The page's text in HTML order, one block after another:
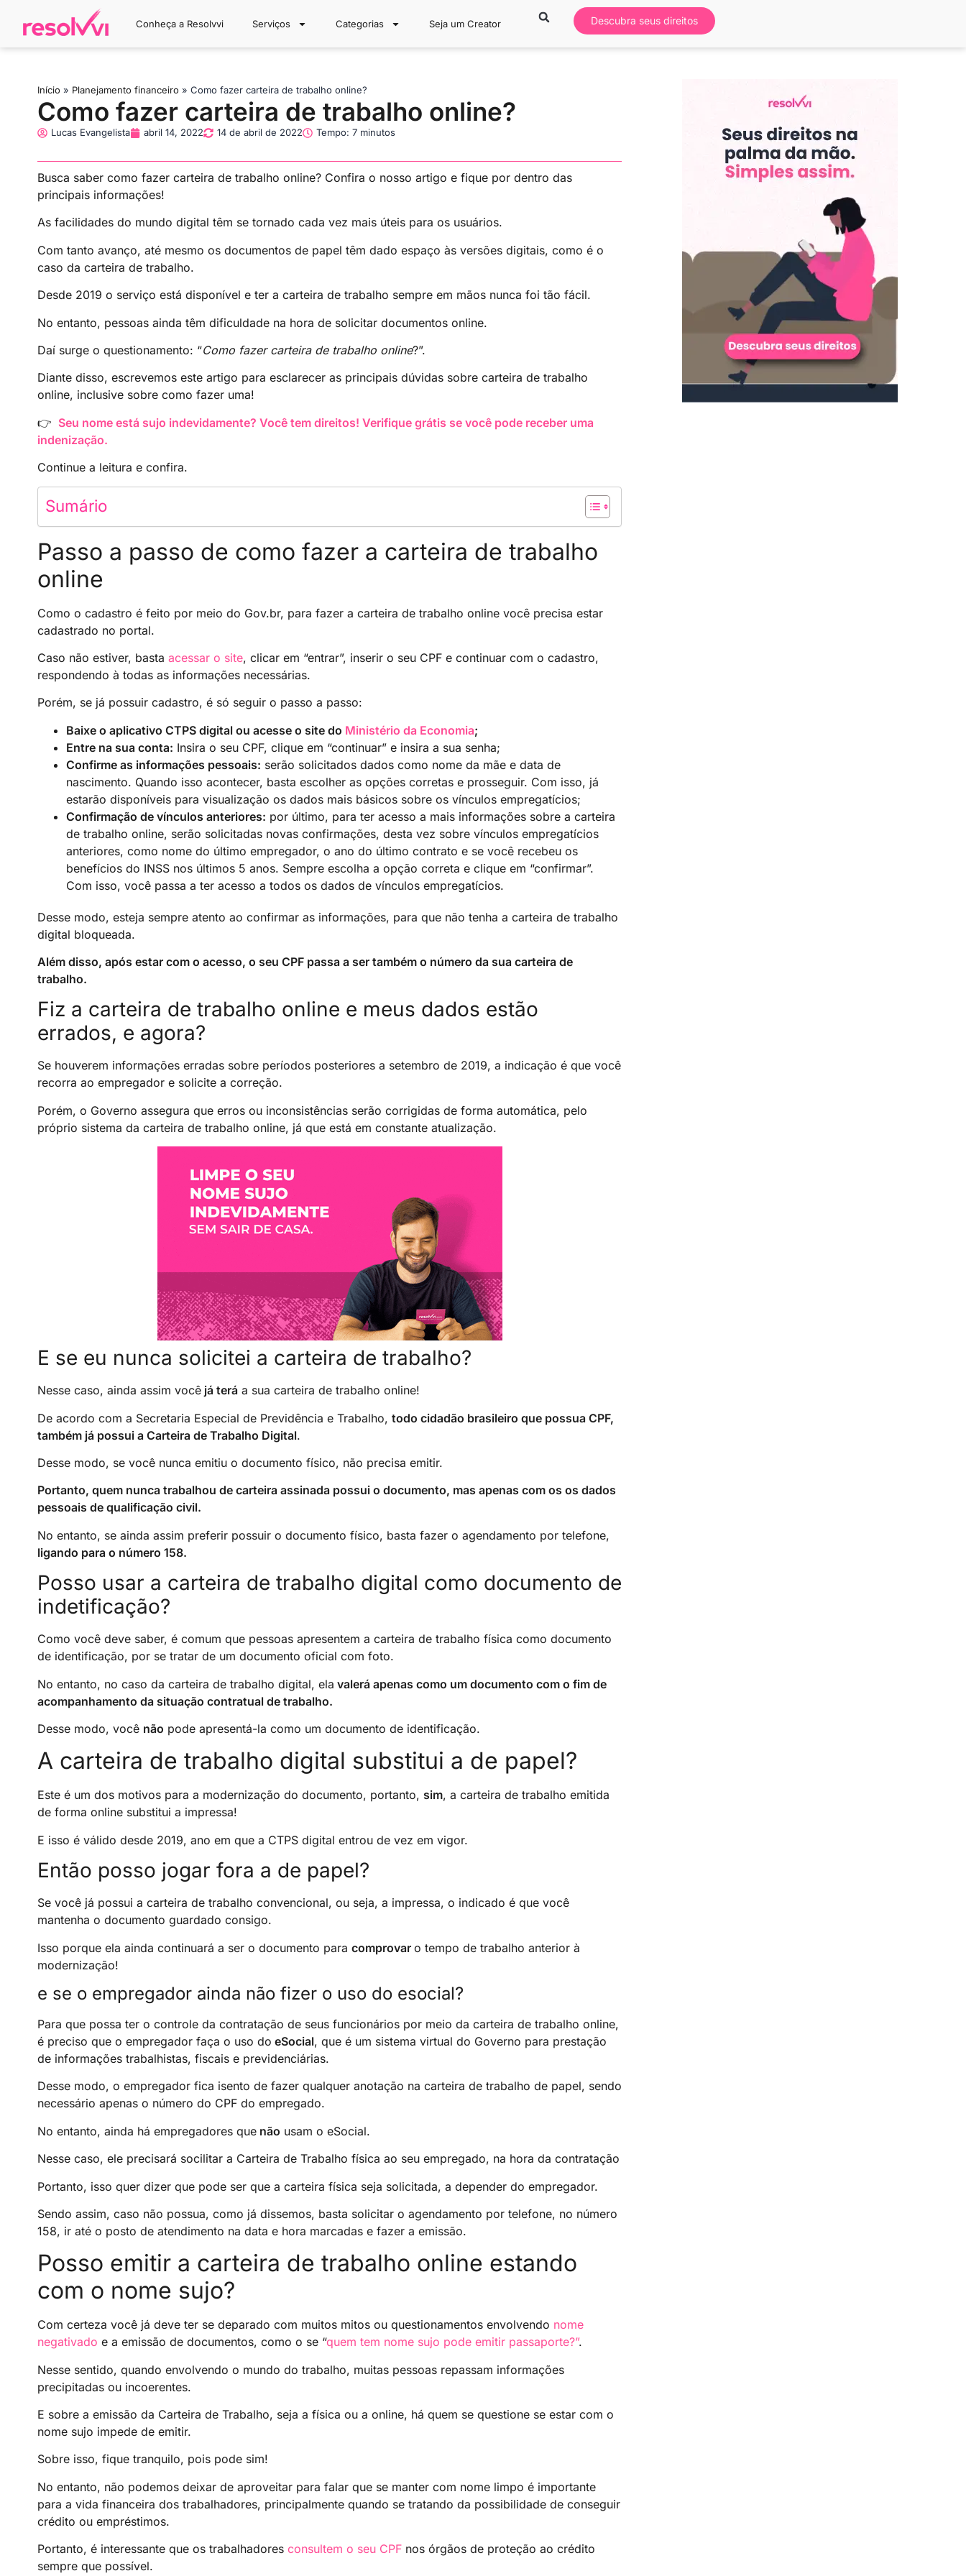
Conheça a Resolvvi Serviços Categorias Seja um Creator Descubra seus direitos
Início » Planejamento financeiro » Como fazer carteira de trabalho online?
Como fazer carteira de trabalho online?
Lucas Evangelista abril 14, 2022 14 de abril de 2022 Tempo: 7 minutos
Busca saber como fazer carteira de trabalho online? Confira o nosso artigo e fique por dentro das
principais informações!
As facilidades do mundo digital têm se tornado cada vez mais úteis para os usuários.
Com tanto avanço, até mesmo os documentos de papel têm dado espaço às versões digitais, como é o
caso da carteira de trabalho.
Desde 2019 o serviço está disponível e ter a carteira de trabalho sempre em mãos nunca foi tão fácil.
No entanto, pessoas ainda têm dificuldade na hora de solicitar documentos online.
Daí surge o questionamento: “Como fazer carteira de trabalho online?”.
Diante disso, escrevemos este artigo para esclarecer as principais dúvidas sobre carteira de trabalho
online, inclusive sobre como fazer uma!
👉 Seu nome está sujo indevidamente? Você tem direitos! Verifique grátis se você pode receber uma
indenização.
Continue a leitura e confira.
Sumário
Passo a passo de como fazer a carteira de trabalho
online
Como o cadastro é feito por meio do Gov.br, para fazer a carteira de trabalho online você precisa estar
cadastrado no portal.
Caso não estiver, basta acessar o site, clicar em “entrar”, inserir o seu CPF e continuar com o cadastro,
respondendo à todas as informações necessárias.
Porém, se já possuir cadastro, é só seguir o passo a passo:
Baixe o aplicativo CTPS digital ou acesse o site do Ministério da Economia;
Entre na sua conta: Insira o seu CPF, clique em “continuar” e insira a sua senha;
Confirme as informações pessoais: serão solicitados dados como nome da mãe e data de
nascimento. Quando isso acontecer, basta escolher as opções corretas e prosseguir. Com isso, já
estarão disponíveis para visualização os dados mais básicos sobre os vínculos empregatícios;
Confirmação de vínculos anteriores: por último, para ter acesso a mais informações sobre a carteira
de trabalho online, serão solicitadas novas confirmações, desta vez sobre vínculos empregatícios
anteriores, como nome do último empregador, o ano do último contrato e se você recebeu os
benefícios do INSS nos últimos 5 anos. Sempre escolha a opção correta e clique em “confirmar”.
Com isso, você passa a ter acesso a todos os dados de vínculos empregatícios.
Desse modo, esteja sempre atento ao confirmar as informações, para que não tenha a carteira de trabalho
digital bloqueada.
Além disso, após estar com o acesso, o seu CPF passa a ser também o número da sua carteira de
trabalho.
Fiz a carteira de trabalho online e meus dados estão
errados, e agora?
Se houverem informações erradas sobre períodos posteriores a setembro de 2019, a indicação é que você
recorra ao empregador e solicite a correção.
Porém, o Governo assegura que erros ou inconsistências serão corrigidas de forma automática, pelo
próprio sistema da carteira de trabalho online, já que está em constante atualização.
E se eu nunca solicitei a carteira de trabalho?
Nesse caso, ainda assim você já terá a sua carteira de trabalho online!
De acordo com a Secretaria Especial de Previdência e Trabalho, todo cidadão brasileiro que possua CPF,
também já possui a Carteira de Trabalho Digital.
Desse modo, se você nunca emitiu o documento físico, não precisa emitir.
Portanto, quem nunca trabalhou de carteira assinada possui o documento, mas apenas com os os dados
pessoais de qualificação civil.
No entanto, se ainda assim preferir possuir o documento físico, basta fazer o agendamento por telefone,
ligando para o número 158.
Posso usar a carteira de trabalho digital como documento de
indetificação?
Como você deve saber, é comum que pessoas apresentem a carteira de trabalho física como documento
de identificação, por se tratar de um documento oficial com foto.
No entanto, no caso da carteira de trabalho digital, ela valerá apenas como um documento com o fim de
acompanhamento da situação contratual de trabalho.
Desse modo, você não pode apresentá-la como um documento de identificação.
A carteira de trabalho digital substitui a de papel?
Este é um dos motivos para a modernização do documento, portanto, sim, a carteira de trabalho emitida
de forma online substitui a impressa!
E isso é válido desde 2019, ano em que a CTPS digital entrou de vez em vigor.
Então posso jogar fora a de papel?
Se você já possui a carteira de trabalho convencional, ou seja, a impressa, o indicado é que você
mantenha o documento guardado consigo.
Isso porque ela ainda continuará a ser o documento para comprovar o tempo de trabalho anterior à
modernização!
e se o empregador ainda não fizer o uso do esocial?
Para que possa ter o controle da contratação de seus funcionários por meio da carteira de trabalho online,
é preciso que o empregador faça o uso do eSocial, que é um sistema virtual do Governo para prestação
de informações trabalhistas, fiscais e previdenciárias.
Desse modo, o empregador fica isento de fazer qualquer anotação na carteira de trabalho de papel, sendo
necessário apenas o número do CPF do empregado.
No entanto, ainda há empregadores que não usam o eSocial.
Nesse caso, ele precisará socilitar a Carteira de Trabalho física ao seu empregado, na hora da contratação
Portanto, isso quer dizer que pode ser que a carteira física seja solicitada, a depender do empregador.
Sendo assim, caso não possua, como já dissemos, basta solicitar o agendamento por telefone, no número
158, ir até o posto de atendimento na data e hora marcadas e fazer a emissão.
Posso emitir a carteira de trabalho online estando
com o nome sujo?
Com certeza você já deve ter se deparado com muitos mitos ou questionamentos envolvendo nome
negativado e a emissão de documentos, como o se “quem tem nome sujo pode emitir passaporte?”.
Nesse sentido, quando envolvendo o mundo do trabalho, muitas pessoas repassam informações
precipitadas ou incoerentes.
E sobre a emissão da Carteira de Trabalho, seja a física ou a online, há quem se questione se estar com o
nome sujo impede de emitir.
Sobre isso, fique tranquilo, pois pode sim!
No entanto, não podemos deixar de aproveitar para falar que se manter com nome limpo é importante
para a vida financeira dos trabalhadores, principalmente quando se tratando da possibilidade de conseguir
crédito ou empréstimos.
Portanto, é interessante que os trabalhadores consultem o seu CPF nos órgãos de proteção ao crédito
sempre que possível.